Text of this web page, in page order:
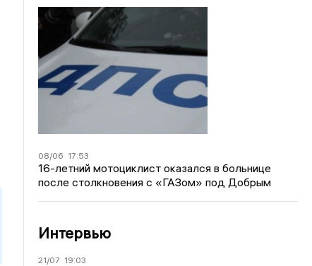
08/06 17:53
16-летний мотоциклист оказался в больнице
после столкновения с «ГАЗом» под Добрым
Интервью
21/07 19:03